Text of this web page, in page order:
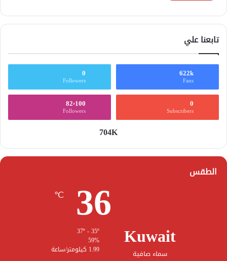
تابعنا علي
622k
Fans
0
Followers
0
Subscribers
82٬100
Followers
704K
الطقس
Kuwait
سماء صافية
36
℃
59%
1.99 كيلومتر/ساعة